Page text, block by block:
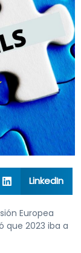
LinkedIn
Europea
que 2023 iba a